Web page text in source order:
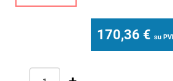
170,36 € su